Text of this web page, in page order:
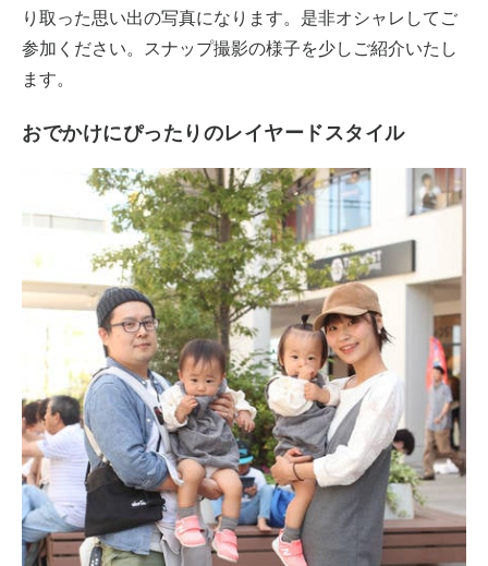
り取った思い出の写真になります。是非オシャレしてご
参加ください。スナップ撮影の様子を少しご紹介いたし
ます。
おでかけにぴったりのレイヤードスタイル